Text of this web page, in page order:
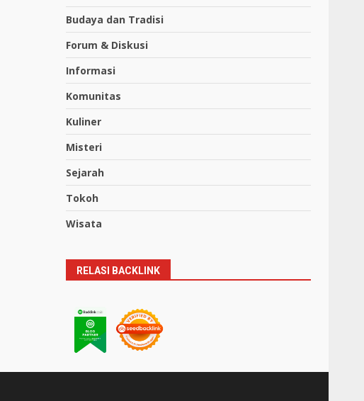
Budaya dan Tradisi
Forum & Diskusi
Informasi
Komunitas
Kuliner
Misteri
Sejarah
Tokoh
Wisata
RELASI BACKLINK